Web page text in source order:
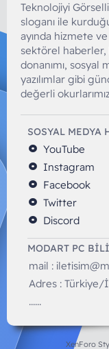
Teknolojiyi
sloganı ile
ayında hizmete ve
sektörel
donanımı,
yazılımlar gibi
değerli
SOSYAL MEDYA
YouTube
Instagram
Facebook
Twitter
Discord
MODART PC
mail :
Adres : Türkiye/
......
XenForo